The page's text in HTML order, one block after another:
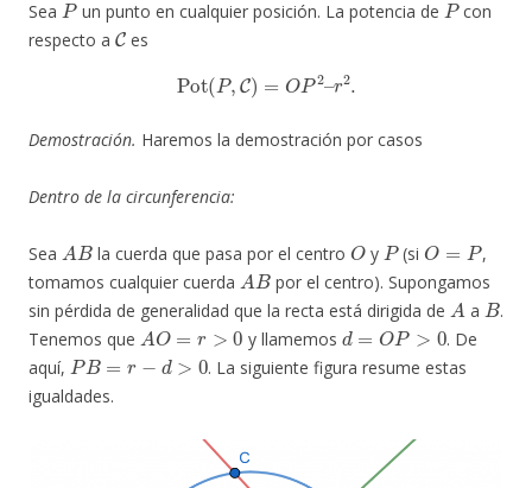
Sea
un punto en cualquier posición. La potencia de
con
respecto a
C
es
Pot(P C) P2–r .
Demostración. Haremos la demostración por casos
Dentro de la circunferencia:
Sea
A B
la cuerda que pasa por el centro
O
y
P
(si
O
,
tomamos cualquier cuerda
AB
por el centro). Supongamos
sin pérdida de generalidad que la recta está dirigida de
A
a
B
.
Tenemos que
AO=r>0
y llamemos
d= OP>0
. De
aquí,
PB= r−d >0
. La siguiente figura resume estas
igualdades.